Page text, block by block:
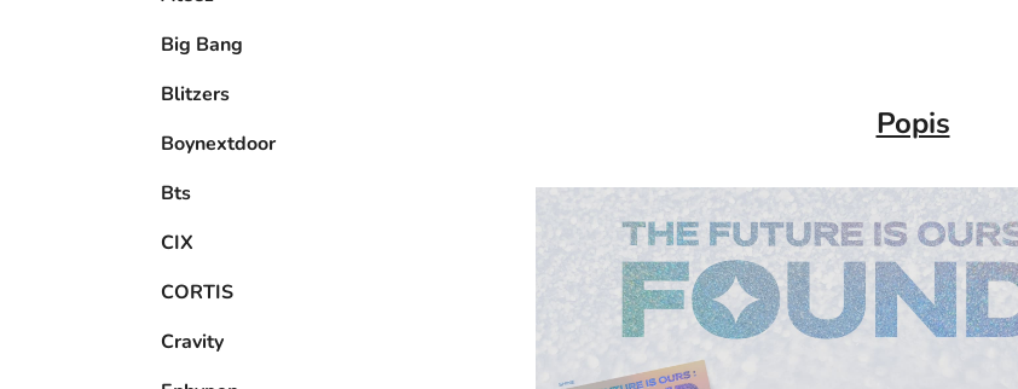
Big Bang
Blitzers
Boynextdoor
Bts
CIX
CORTIS
Cravity
Popis